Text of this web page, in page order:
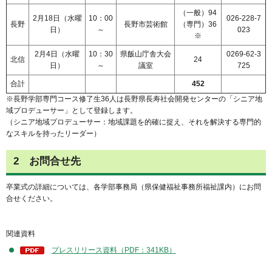
長野
2月18日（水曜
日）
10：00
～
長野市芸術館
（一般）94
（専門）36
※
026-228-7
023
北信
2月4日（水曜
日）
10：30
～
県飯山庁舎大会
議室
24
0269-62-3
725
合計
452
※長野学部専門コース修了生36人は長野県長寿社会開発センターの「シニア地
域プロデューサー」として登録します。
（シニア地域プロデューサー：地域課題を的確に捉え、それを解決する専門的
なスキルを持ったリーダー）
2 お問合せ先
卒業式の詳細については、各学部事務局（県保健福祉事務所福祉課内）にお問
合せください。
関連資料
プレスリリース資料（PDF：341KB）